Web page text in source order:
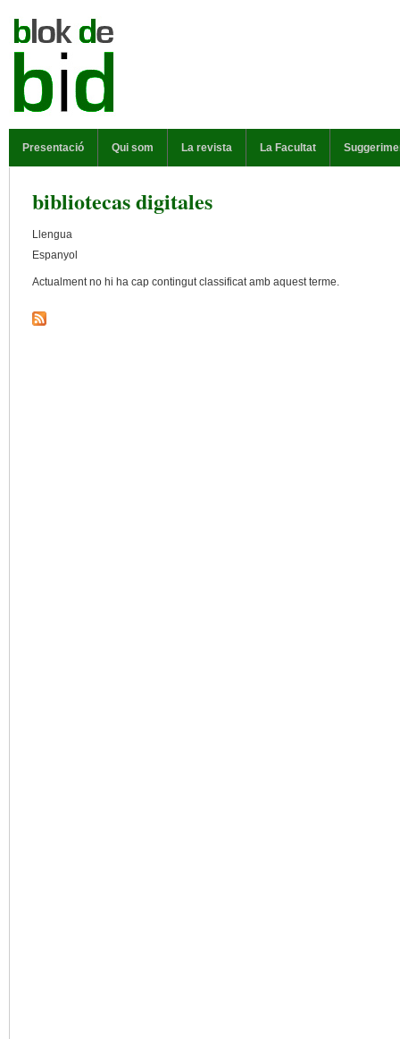
Presentació Qui som La revista La Facultat
bibliotecas digitales
Llengua
Espanyol
Actualment no hi ha cap contingut classificat amb aquest terme.